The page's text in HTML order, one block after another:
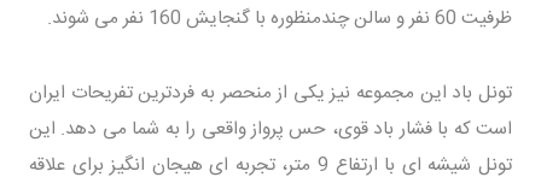
ظرفیت 60 نفر و سالن چندمنظوره با گنجایش 160 نفر می شوند.
تونل باد این مجموعه نیز یکی از منحصر به فردترین تفریحات ایران
است که با فشار باد قوی، حس پرواز واقعی را به شما می دهد. این
تونل شیشه ای با ارتفاع 9 متر، تجربه ای هیجان انگیز برای علاقه